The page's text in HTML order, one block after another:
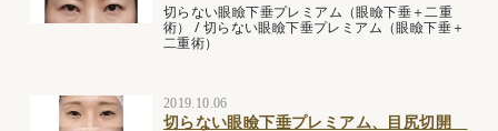
切らない眼瞼下垂プレミアム（眼瞼下垂＋二重
術）
/切らない眼瞼下垂プレミアム（眼瞼下垂＋
二重術）
2019.10.06
切らない眼瞼下垂プレミアム、目尻切開